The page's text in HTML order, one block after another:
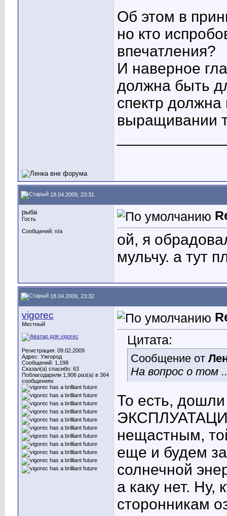
Об этом в
но кто
впечатления?
И наверное
должна быть
спектр должна
выращивании
18.04.2009, 23:31
рыба
Гость
Сообщений: n/a
ой, я
мульчу. а тут
18.04.2009, 23:32
vigorec
Местный
Регистрация: 09.02.2009
Адрес: Ужгород
Сообщений: 1,198
Сказал(а) спасибо: 63
Поблагодарили 1,906 раз(а) в 364
сообщениях
Цитата:
Сообщение от
На вопрос о том
То есть,
нещастным,
еще и будем
солнечной
а каку нет. Ну,
сторонникам